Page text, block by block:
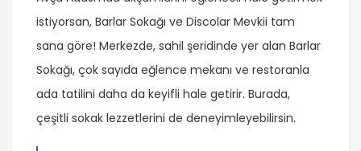
istiyorsan, Barlar Sokağı ve Discolar Mevkii tam
sana göre! Merkezde, sahil şeridinde yer alan Barlar
Sokağı, çok sayıda eğlence mekanı ve restoranla
ada tatilini daha da keyifli hale getirir. Burada,
çeşitli sokak lezzetlerini de deneyimleyebilirsin.